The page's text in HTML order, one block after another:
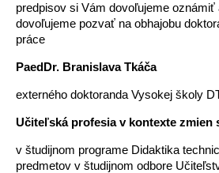
predpisov si Vám dovoľujeme oznámiť
dovoľujeme pozvať na obhajobu
práce
PaedDr. Branislava Tkáča
externého doktoranda Vysokej školy
Učiteľská profesia v kontexte zmien
v študijnom programe Didaktika
predmetov v študijnom odbore